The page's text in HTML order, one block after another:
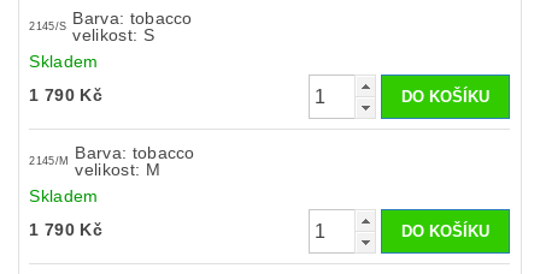
2145/S Barva: tobacco
velikost: S
Skladem
1 790 Kč
2145/M
Barva: tobacco
velikost: M
Skladem
1 790 Kč